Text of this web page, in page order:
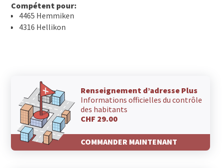
Compétent pour:
4465 Hemmiken
4316 Hellikon
Renseignement d’adresse Plus
Informations officielles du contrôle
des habitants
CHF 29.00
COMMANDER MAINTENANT